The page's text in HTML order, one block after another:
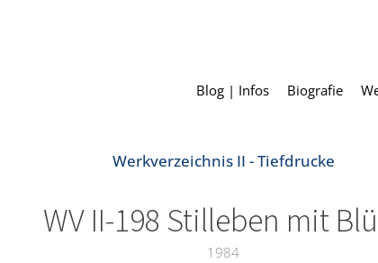
Blog | Infos Biografie
Werkverzeichnis II - Tiefdrucke
WV II-198 Stilleben mit
1984